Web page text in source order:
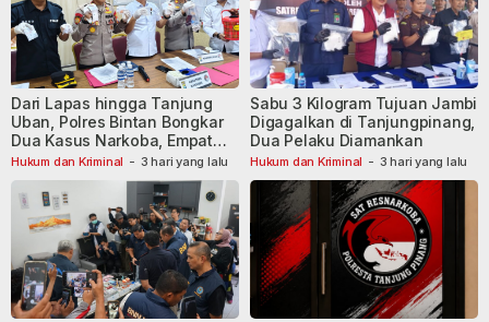
Hukum dan Kriminal - 3 hari yang lalu
Dari Lapas hingga Tanjung
Uban, Polres Bintan Bongkar
Dua Kasus Narkoba, Empat
Tersangka Dibekuk
Hukum dan Kriminal - 3 hari yang lalu
Sabu 3 Kilogram Tujuan Jambi
Digagalkan di Tanjungpinang,
Dua Pelaku Diamankan